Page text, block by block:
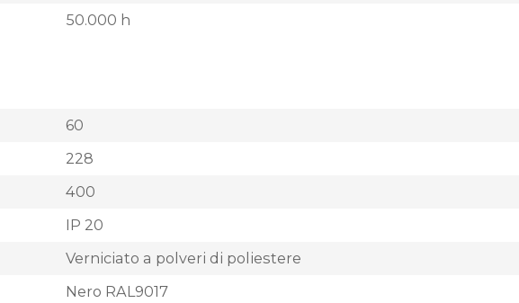
50.000 h
60
228
400
IP 20
Verniciato a polveri di poliestere
Nero RAL9017